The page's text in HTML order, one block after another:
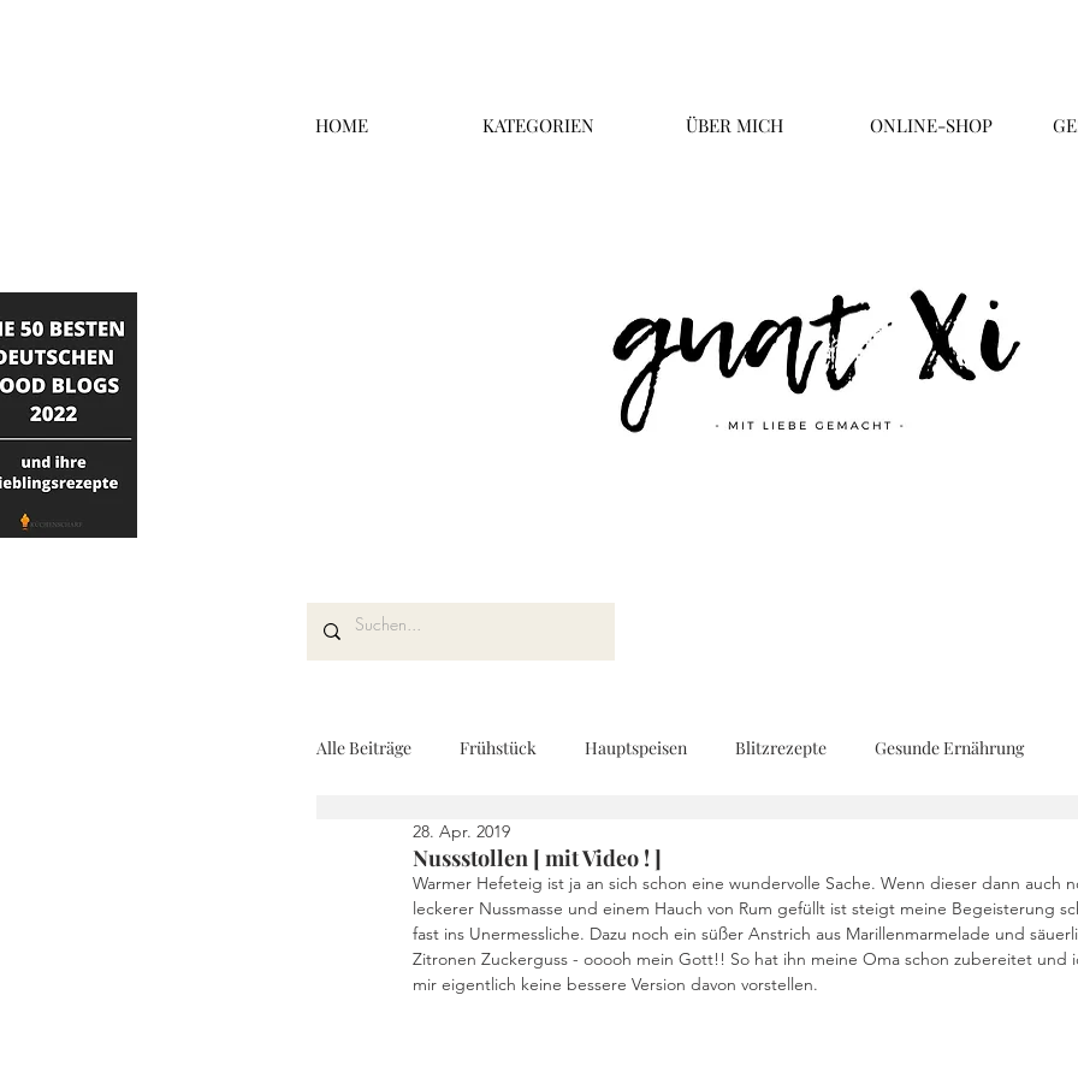
HOME KATEGORIEN ÜBER MICH ONLINE-SHOP
Alle Beiträge Frühstück Hauptspeisen Blitzrezepte Gesunde Ernährung
Kuchen und Desserts
Drinks Fingerfood Geschenke aus der Küche Kinderküche Low Carb
Nussstollen [ mit Video ! ]
28. Apr. 2019
Warmer Hefeteig ist ja an sich schon eine wundervolle Sache. Wenn dieser dann auch
leckerer Nussmasse und einem Hauch von Rum gefüllt ist steigt meine Begeisterung
fast ins Unermessliche. Dazu noch ein süßer Anstrich aus Marillenmarmelade und
Zitronen Zuckerguss - ooooh mein Gott!! So hat ihn meine Oma schon zubereitet und
mir eigentlich keine bessere Version davon vorstellen.